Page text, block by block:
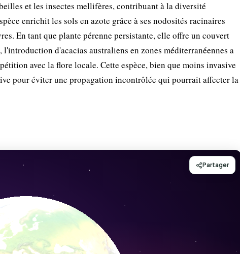
et les insectes mellifères, contribuant à la diversité
enrichit les sols en azote grâce à ses nodosités racinaires
En tant que plante pérenne persistante, elle offre un couvert
d'acacias australiens en zones méditerranéennes a
avec la flore locale. Cette espèce, bien que moins invasive
pour éviter une propagation incontrôlée qui pourrait affecter la